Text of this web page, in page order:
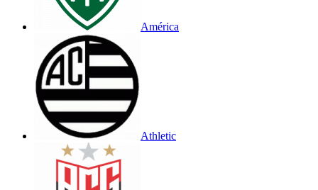
América
Athletic